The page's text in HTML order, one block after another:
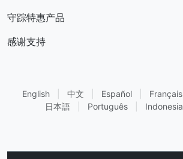
守踪特惠产品
感谢支持
English 中文 Español Français
日本語
Português Indonesia